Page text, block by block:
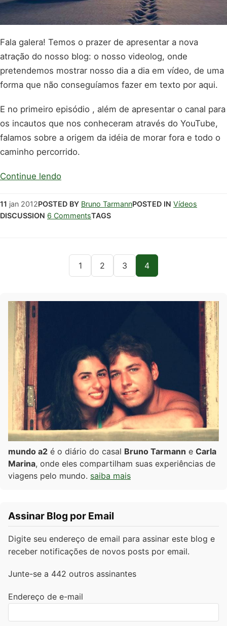
Fala galera! Temos o prazer de apresentar a nova
atração do nosso blog: o nosso videolog, onde
pretendemos mostrar nosso dia a dia em vídeo, de uma
forma que não conseguíamos fazer em texto por aqui.
E no primeiro episódio , além de apresentar o canal para
os incautos que nos conheceram através do YouTube,
falamos sobre a origem da idéia de morar fora e todo o
caminho percorrido.
Continue lendo
11 jan 2012POSTED BY Bruno TarmannPOSTED IN Vídeos
DISCUSSION 6 CommentsTAGS
1 2 3 4
mundo a2 é o diário do casal Bruno Tarmann e Carla
Marina, onde eles compartilham suas experiências de
viagens pelo mundo. saiba mais
Assinar Blog por Email
Digite seu endereço de email para assinar este blog e
receber notificações de novos posts por email.
Junte-se a 442 outros assinantes
Endereço de e-mail